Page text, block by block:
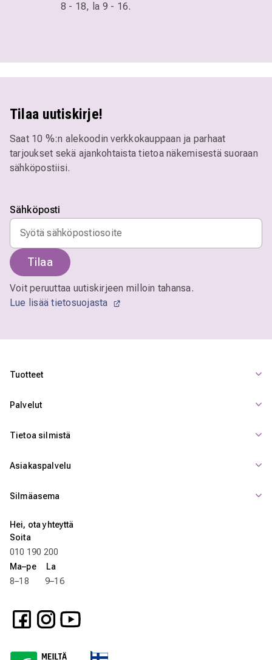
8 - 18, la 9 - 16.
Tilaa uutiskirje!
Saat 10 %:n alekoodin verkkokauppaan ja parhaat
tarjoukset sekä ajankohtaista tietoa näkemisestä suoraan
sähköpostiisi.
Sähköposti
Tilaa
Voit peruuttaa uutiskirjeen milloin tahansa.
Lue lisää tietosuojasta
Tuotteet
Palvelut
Tietoa silmistä
Asiakaspalvelu
Silmäasema
Hei, ota yhteyttä
Soita
010 190 200
Ma–pe La
8–18 9–16